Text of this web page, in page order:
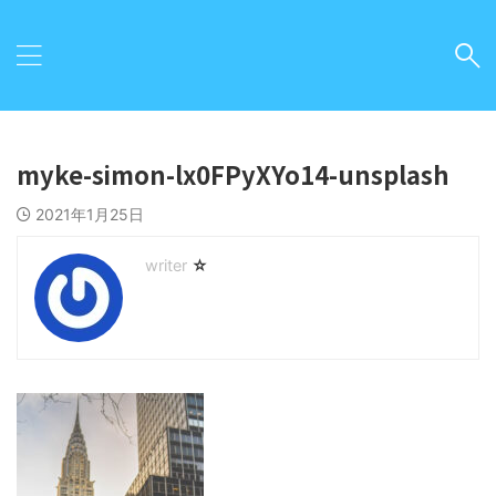
myke-simon-lx0FPyXYo14-unsplash
2021年1月25日
☆